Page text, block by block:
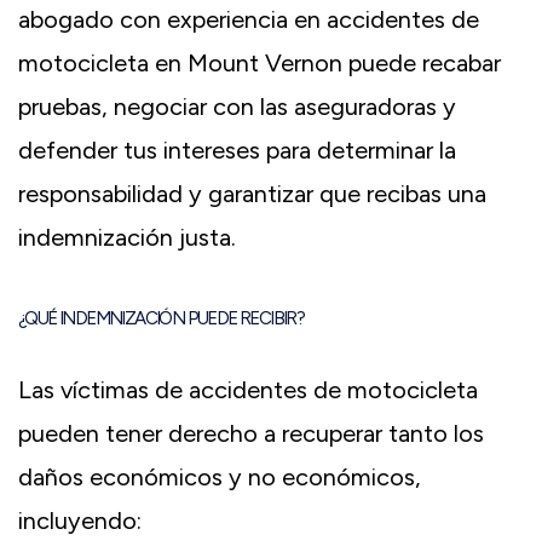
abogado con experiencia en accidentes de
motocicleta en Mount Vernon puede recabar
pruebas, negociar con las aseguradoras y
defender tus intereses para determinar la
responsabilidad y garantizar que recibas una
indemnización justa.
¿QUÉ INDEMNIZACIÓN PUEDE RECIBIR?
Las víctimas de accidentes de motocicleta
pueden tener derecho a recuperar tanto los
daños económicos y no económicos,
incluyendo: